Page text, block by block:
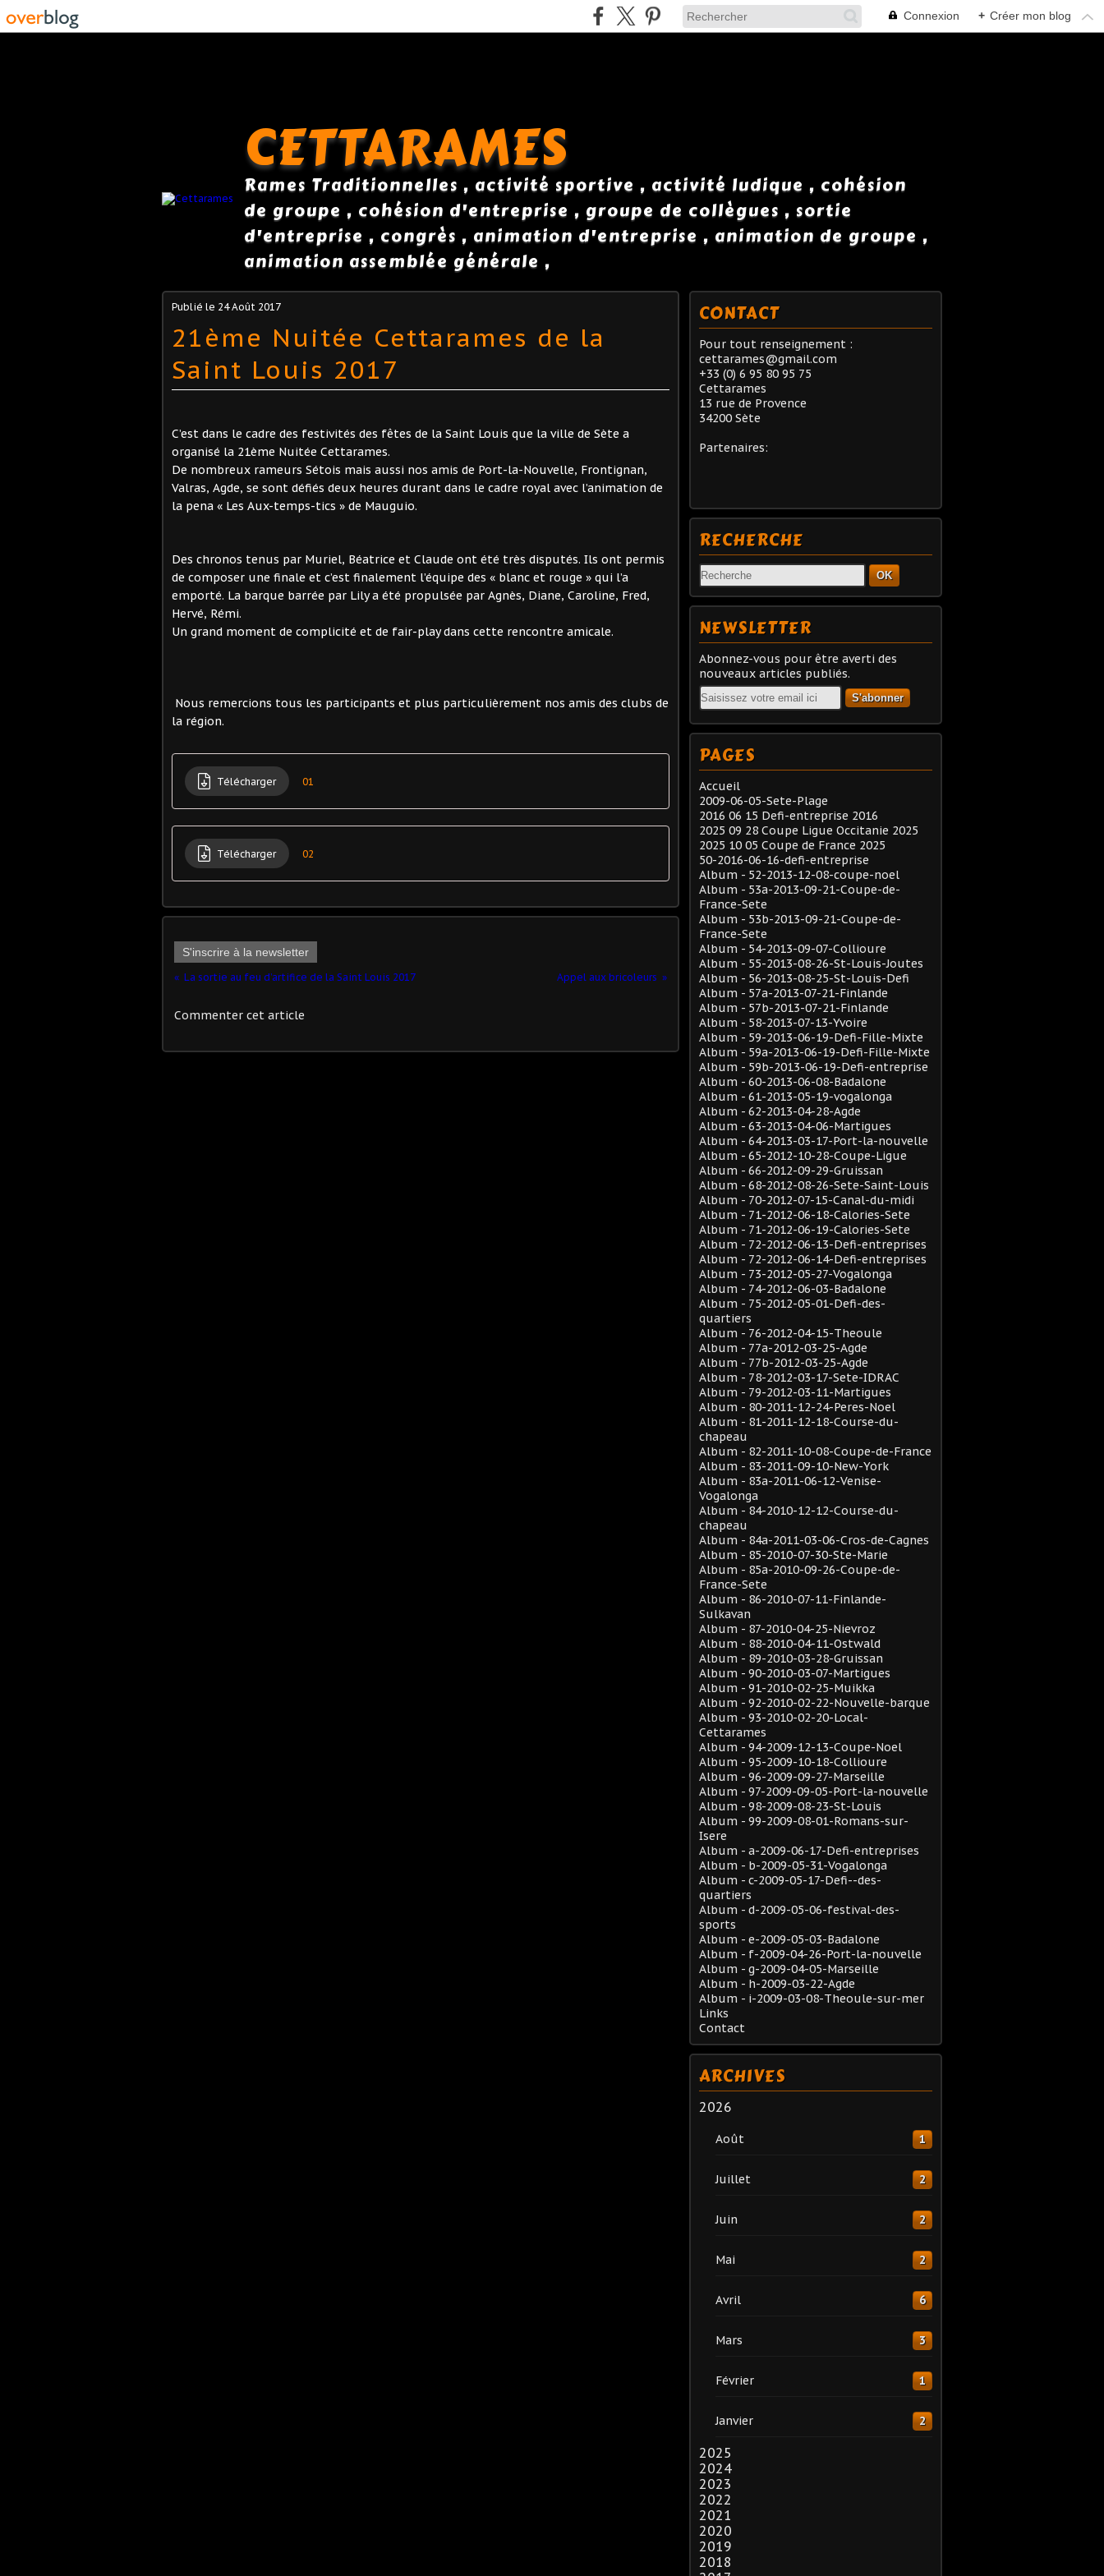
Connexion + Créer mon blog
CETTARAMES
Rames Traditionnelles , activité sportive , activité ludique , cohésion
de groupe , cohésion d'entreprise , groupe de collègues , sortie
d'entreprise , congrès , animation d'entreprise , animation de groupe ,
animation assemblée générale ,
Publié le 24 Août 2017
21ème Nuitée Cettarames de la
Saint Louis 2017
C’est dans le cadre des festivités des fêtes de la Saint Louis que la ville de Sète a
organisé la 21ème Nuitée Cettarames.
De nombreux rameurs Sétois mais aussi nos amis de Port-la-Nouvelle, Frontignan,
Valras, Agde, se sont défiés deux heures durant dans le cadre royal avec l’animation de
la pena « Les Aux-temps-tics » de Mauguio.
Des chronos tenus par Muriel, Béatrice et Claude ont été très disputés. Ils ont permis
de composer une finale et c’est finalement l’équipe des « blanc et rouge » qui l’a
emporté. La barque barrée par Lily a été propulsée par Agnès, Diane, Caroline, Fred,
Hervé, Rémi.
Un grand moment de complicité et de fair-play dans cette rencontre amicale.
Nous remercions tous les participants et plus particulièrement nos amis des clubs de
la région.
Télécharger 01
Télécharger 02
S'inscrire à la newsletter
La sortie au feu d’artifice de la Saint Louis 2017 Appel aux bricoleurs
Commenter cet article
CONTACT
Pour tout renseignement :
cettarames@gmail.com
+33 (0) 6 95 80 95 75
Cettarames
13 rue de Provence
34200 Sète
Partenaires:
RECHERCHE
OK
NEWSLETTER
Abonnez-vous pour être averti des
nouveaux articles publiés.
Email
PAGES
Accueil
2009-06-05-Sete-Plage
2016 06 15 Defi-entreprise 2016
2025 09 28 Coupe Ligue Occitanie 2025
2025 10 05 Coupe de France 2025
50-2016-06-16-defi-entreprise
Album - 52-2013-12-08-coupe-noel
Album - 53a-2013-09-21-Coupe-de-
France-Sete
Album - 53b-2013-09-21-Coupe-de-
France-Sete
Album - 54-2013-09-07-Collioure
Album - 55-2013-08-26-St-Louis-Joutes
Album - 56-2013-08-25-St-Louis-Defi
Album - 57a-2013-07-21-Finlande
Album - 57b-2013-07-21-Finlande
Album - 58-2013-07-13-Yvoire
Album - 59-2013-06-19-Defi-Fille-Mixte
Album - 59a-2013-06-19-Defi-Fille-Mixte
Album - 59b-2013-06-19-Defi-entreprise
Album - 60-2013-06-08-Badalone
Album - 61-2013-05-19-vogalonga
Album - 62-2013-04-28-Agde
Album - 63-2013-04-06-Martigues
Album - 64-2013-03-17-Port-la-nouvelle
Album - 65-2012-10-28-Coupe-Ligue
Album - 66-2012-09-29-Gruissan
Album - 68-2012-08-26-Sete-Saint-Louis
Album - 70-2012-07-15-Canal-du-midi
Album - 71-2012-06-18-Calories-Sete
Album - 71-2012-06-19-Calories-Sete
Album - 72-2012-06-13-Defi-entreprises
Album - 72-2012-06-14-Defi-entreprises
Album - 73-2012-05-27-Vogalonga
Album - 74-2012-06-03-Badalone
Album - 75-2012-05-01-Defi-des-
quartiers
Album - 76-2012-04-15-Theoule
Album - 77a-2012-03-25-Agde
Album - 77b-2012-03-25-Agde
Album - 78-2012-03-17-Sete-IDRAC
Album - 79-2012-03-11-Martigues
Album - 80-2011-12-24-Peres-Noel
Album - 81-2011-12-18-Course-du-
chapeau
Album - 82-2011-10-08-Coupe-de-France
Album - 83-2011-09-10-New-York
Album - 83a-2011-06-12-Venise-
Vogalonga
Album - 84-2010-12-12-Course-du-
chapeau
Album - 84a-2011-03-06-Cros-de-Cagnes
Album - 85-2010-07-30-Ste-Marie
Album - 85a-2010-09-26-Coupe-de-
France-Sete
Album - 86-2010-07-11-Finlande-
Sulkavan
Album - 87-2010-04-25-Nievroz
Album - 88-2010-04-11-Ostwald
Album - 89-2010-03-28-Gruissan
Album - 90-2010-03-07-Martigues
Album - 91-2010-02-25-Muikka
Album - 92-2010-02-22-Nouvelle-barque
Album - 93-2010-02-20-Local-
Cettarames
Album - 94-2009-12-13-Coupe-Noel
Album - 95-2009-10-18-Collioure
Album - 96-2009-09-27-Marseille
Album - 97-2009-09-05-Port-la-nouvelle
Album - 98-2009-08-23-St-Louis
Album - 99-2009-08-01-Romans-sur-
Isere
Album - a-2009-06-17-Defi-entreprises
Album - b-2009-05-31-Vogalonga
Album - c-2009-05-17-Defi--des-
quartiers
Album - d-2009-05-06-festival-des-
sports
Album - e-2009-05-03-Badalone
Album - f-2009-04-26-Port-la-nouvelle
Album - g-2009-04-05-Marseille
Album - h-2009-03-22-Agde
Album - i-2009-03-08-Theoule-sur-mer
Links
Contact
ARCHIVES
2026
Août 1
Juillet 2
Juin 2
Mai 2
Avril 6
Mars 3
Février 1
Janvier 2
2025
2024
2023
2022
2021
2020
2019
2018